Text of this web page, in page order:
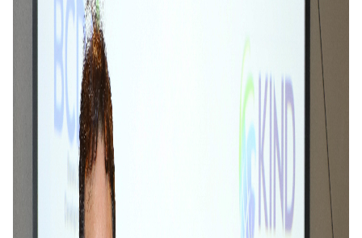
이강훈 KIND사장은
이번 업무협약을 통해 해외 스
마트시티 투자사업의 발굴 및 투자에 더욱 더 관심을
기울여 나갈 것
박선호 해외건설협회 회장은
우리 협회는 한국형
스마트도시의 세계화를
위해 민관 협력을 더욱 공고
, 우리 기업의 해외도시개발사업 진출을 적극
지원해 나가겠다
오늘 협약을 체결한 세 기관은 그간 인도네시아 등
신수도 건설을 추진
외국가를 대상으로 우
리 기업의 수주지원을 위해 함께 노력해왔다
다음
달에는 세 기관이 함께 인도네시아 현지에 팀코리아